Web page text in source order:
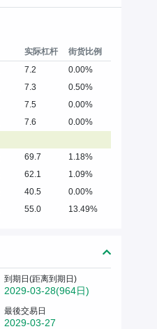
实际杠杆
街货比例
7.2
0.00%
7.3
0.50%
7.5
0.00%
7.6
0.00%
69.7
1.18%
62.1
1.09%
40.5
0.00%
55.0 13.49%
到期日(距离到期日)
2029-03-28(964日)
最後交易日
2029-03-27